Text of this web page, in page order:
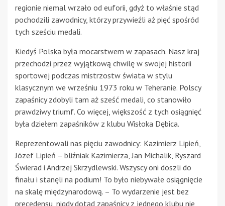
regionie niemal wrzało od euforii, gdyż to właśnie stąd
pochodzili zawodnicy, którzy przywieźli aż pięć spośród
tych sześciu medali.
Kiedyś Polska była mocarstwem w zapasach. Nasz kraj
przechodzi przez wyjątkową chwilę w swojej historii
sportowej podczas mistrzostw świata w stylu
klasycznym we wrześniu 1973 roku w Teheranie. Polscy
zapaśnicy zdobyli tam aż sześć medali, co stanowiło
prawdziwy triumf. Co więcej, większość z tych osiągnięć
była dziełem zapaśników z klubu Wisłoka Dębica.
Reprezentowali nas pięciu zawodnicy: Kazimierz Lipień,
Józef Lipień – bliźniak Kazimierza, Jan Michalik, Ryszard
Świerad i Andrzej Skrzydlewski. Wszyscy oni doszli do
finału i stanęli na podium! To było niebywałe osiągnięcie
na skalę międzynarodową. – To wydarzenie jest bez
precedensu, nigdy dotąd zapaśnicy z jednego klubu nie